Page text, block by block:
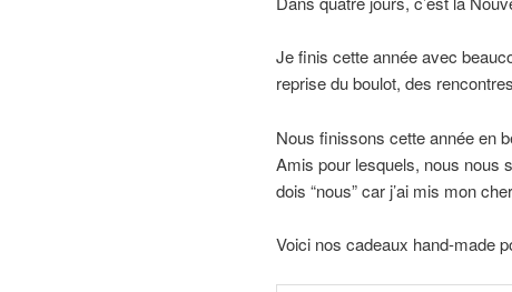
Je finis cette année avec
reprise du boulot, des
Nous finissons cette année en
Amis pour lesquels, nous nous
dois “nous” car j’ai mis mon
Voici nos cadeaux hand-made